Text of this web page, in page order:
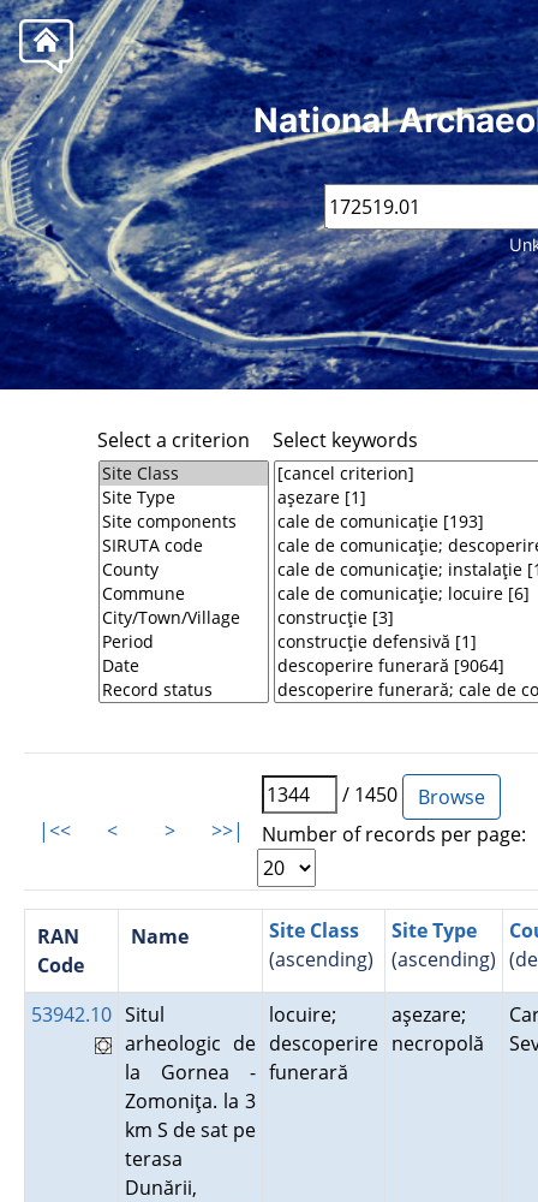
National
Select a criterion Select keywords
|<< < > >>|
/ 1450
Number of records per page:
RAN
Code
Name
Site Class
(ascending)
Site Type
(ascending)
53942.10 Situl
arheologic de
la Gornea -
Zomoniţa. la 3
km S de sat pe
terasa
Dunării,
locuire;
descoperire
funerară
aşezare;
necropolă